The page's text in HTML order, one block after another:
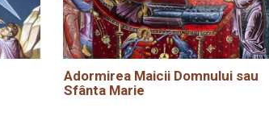
Adormirea Maicii Domnului sau
Sfânta Marie